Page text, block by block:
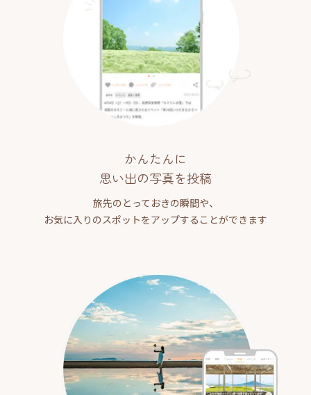
かんたんに
思い出の写真を投稿
旅先のとっておきの瞬間や、
お気に入りのスポットをアップすることができます